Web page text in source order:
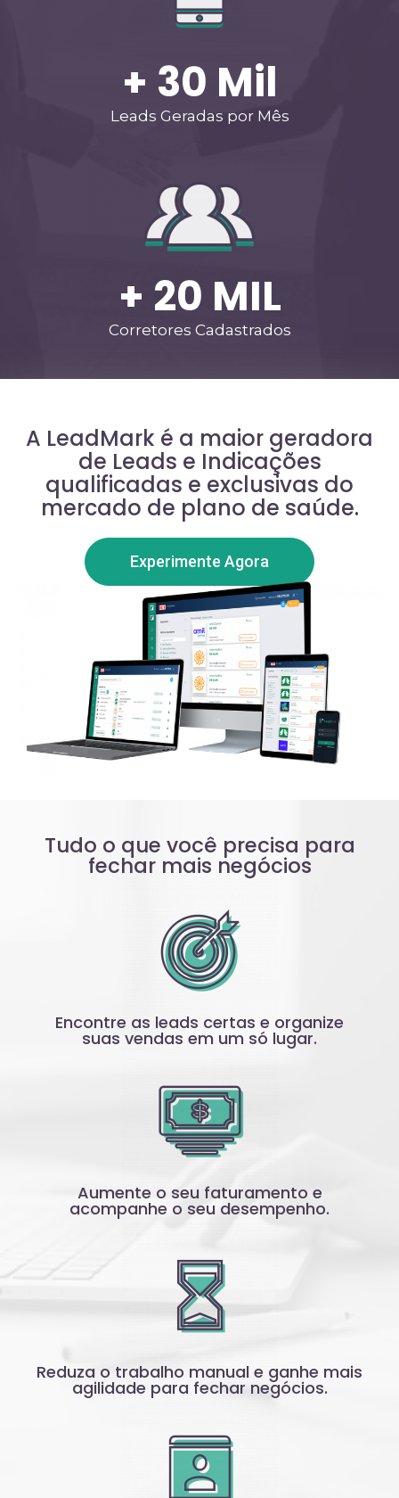
+ 30 Mil
Leads Geradas por Mês
+ 20 MIL
Corretores Cadastrados
A LeadMark é a maior geradora
de Leads e Indicações
qualificadas e exclusivas do
mercado de plano de saúde.
Experimente Agora
Tudo o que você precisa para
fechar mais negócios
Encontre as leads certas e organize
suas vendas em um só lugar.
Aumente o seu faturamento e
acompanhe o seu desempenho.
Reduza o trabalho manual e ganhe mais
agilidade para fechar negócios.